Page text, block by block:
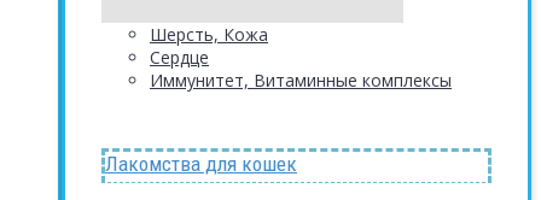
Шерсть, Кожа
Сердце
Иммунитет, Витаминные комплексы
Лакомства для кошек